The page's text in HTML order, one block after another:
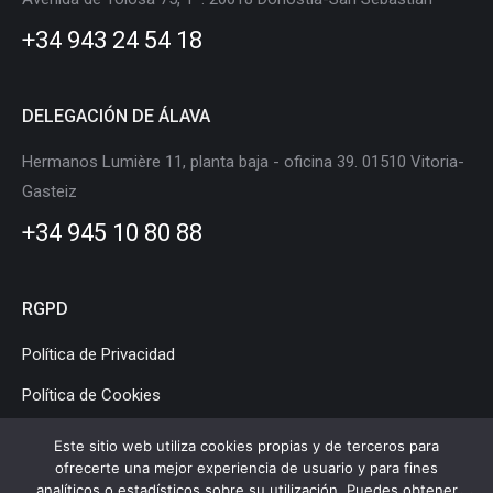
windowwindowwindowwindowwindow
+34 943 24 54 18
DELEGACIÓN DE ÁLAVA
Hermanos Lumière 11, planta baja - oficina 39. 01510 Vitoria-
Gasteiz
+34 945 10 80 88
RGPD
Política de Privacidad
Política de Cookies
Aviso Legal
Este sitio web utiliza cookies propias y de terceros para
ofrecerte una mejor experiencia de usuario y para fines